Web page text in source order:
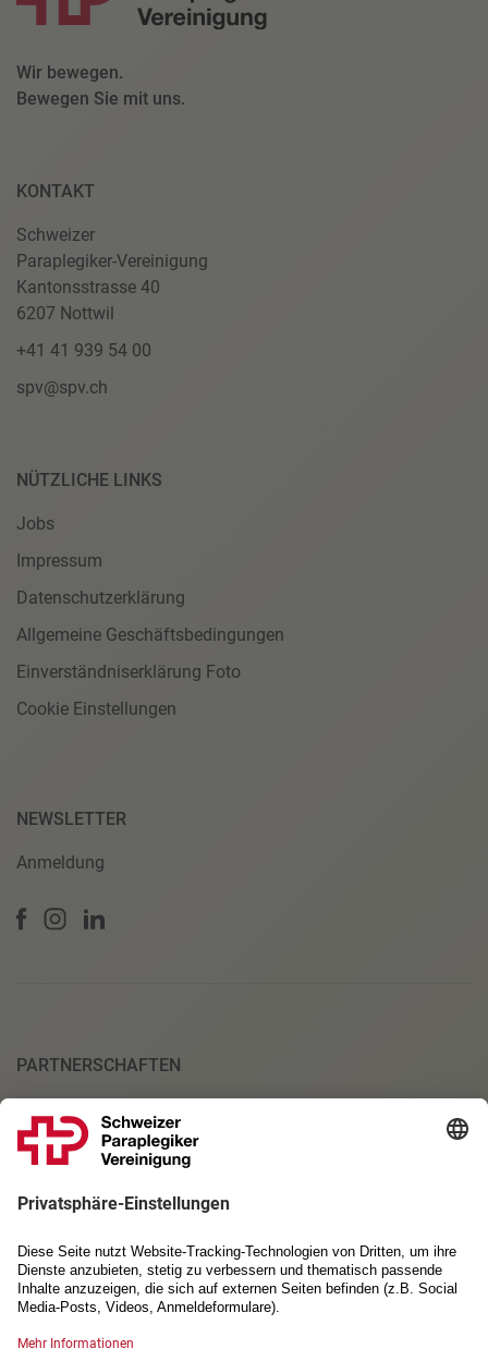
Wir bewegen.
Bewegen Sie mit uns.
KONTAKT
Schweizer
Paraplegiker-Vereinigung
Kantonsstrasse 40
6207 Nottwil
+41 41 939 54 00
spv@spv.ch
NÜTZLICHE LINKS
Jobs
Impressum
Datenschutzerklärung
Allgemeine Geschäftsbedingungen
Einverständniserklärung Foto
Cookie Einstellungen
NEWSLETTER
Anmeldung
PARTNERSCHAFTEN